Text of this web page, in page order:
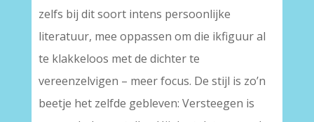
zelfs bij dit soort intens persoonlijke
literatuur, mee oppassen om die ikfiguur al
te klakkeloos met de dichter te
vereenzelvigen – meer focus. De stijl is zo’n
beetje het zelfde gebleven: Versteegen is